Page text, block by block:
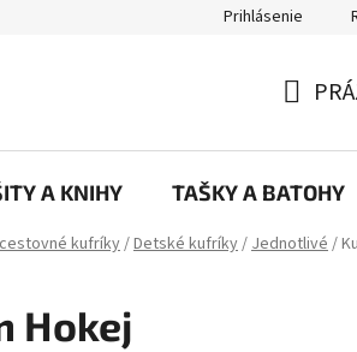
Prečo eRKa papiernictvo –
Prihlásenie
KOŠÍK
A KNIHY TAŠKY A BATOHY
kufríky/Detské kufríky/Jednotlivé/
Hokej